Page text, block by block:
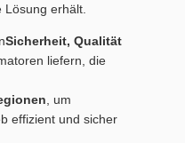
erhält.
Sicherheit, Qualität
liefern, die
, um
effizient und sicher